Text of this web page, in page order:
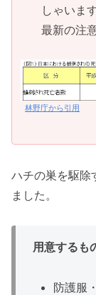
しゃいま
最新の注
林野庁から引用
ハチの巣を駆除
ました。
用意するも
防護服